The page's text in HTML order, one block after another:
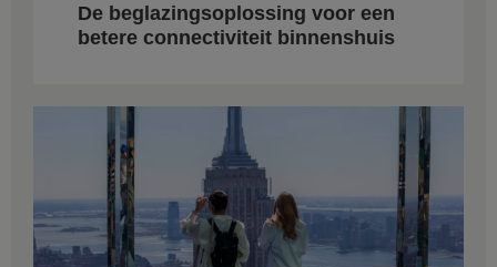
De beglazingsoplossing voor een
betere connectiviteit binnenshuis